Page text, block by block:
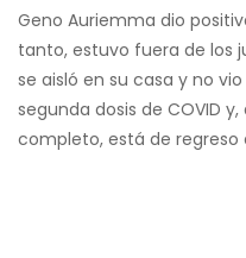
Geno Auriemma dio
tanto, estuvo fuera de los
se aisló en su casa y no
segunda dosis de COVID
completo, está de regreso